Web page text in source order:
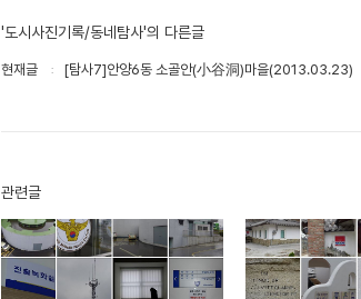
'도시사진기록/동네탐사'의 다른글
현재글 [탐사7]안양6동 소골안(小谷洞)마을(2013.03.23)
관련글